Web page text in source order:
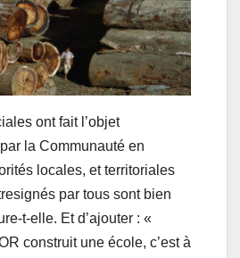
ont fait l’objet
la Communauté en
locales, et territoriales
par tous sont bien
t-elle. Et d’ajouter : «
construit une école, c’est à